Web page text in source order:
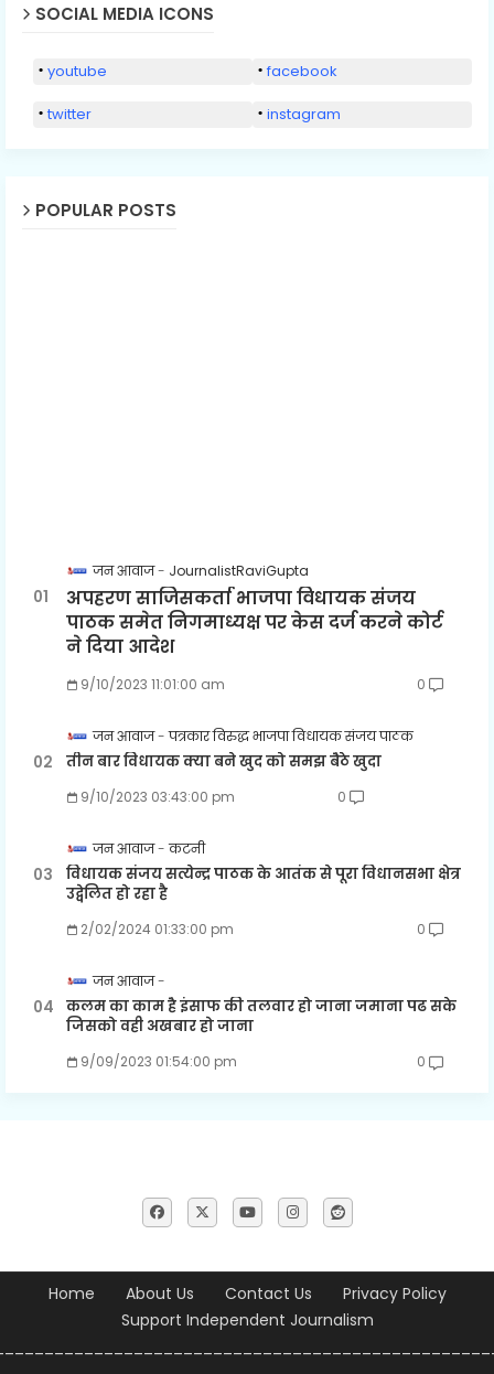
SOCIAL MEDIA ICONS
youtube facebook
twitter instagram
POPULAR POSTS
जन आवाज JournalistRaviGupta
अपहरण साजिसकर्ता भाजपा विधायक संजय
पाठक समेत निगमाध्यक्ष पर केस दर्ज करने कोर्ट
ने दिया आदेश
9/10/2023 11:01:00 am 0
जन आवाज पत्रकार विरुद्ध भाजपा विधायक संजय पाठक
तीन बार विधायक क्या बने खुद को समझ बैठे खुदा
9/10/2023 03:43:00 pm 0
जन आवाज कटनी
विधायक संजय सत्येन्द्र पाठक के आतंक से पूरा विधानसभा क्षेत्र
उद्वेलित हो रहा है
2/02/2024 01:33:00 pm 0
जन आवाज
कलम का काम है इंसाफ की तलवार हो जाना जमाना पढ सके
जिसको वही अखबार हो जाना
9/09/2023 01:54:00 pm 0
Home About Us Contact Us
Privacy Policy
Support Independent Journalism